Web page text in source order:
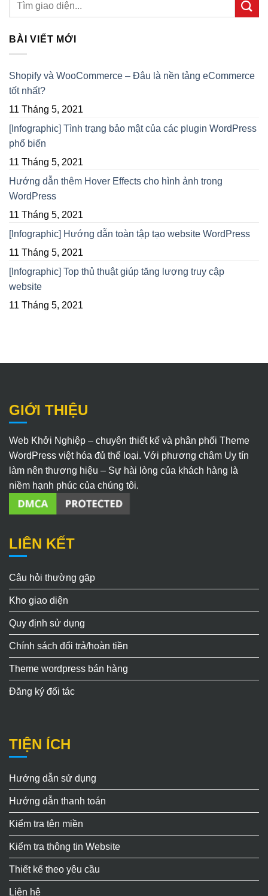
BÀI VIẾT MỚI
Shopify và WooCommerce – Đâu là nền tảng eCommerce
tốt nhất?
11 Tháng 5, 2021
[Infographic] Tình trạng bảo mật của các plugin WordPress
phổ biến
11 Tháng 5, 2021
Hướng dẫn thêm Hover Effects cho hình ảnh trong
WordPress
11 Tháng 5, 2021
[Infographic] Hướng dẫn toàn tập tạo website WordPress
11 Tháng 5, 2021
[Infographic] Top thủ thuật giúp tăng lượng truy cập
website
11 Tháng 5, 2021
GIỚI THIỆU
Web Khởi Nghiệp – chuyên thiết kế và phân phối Theme
WordPress việt hóa đủ thể loại. Với phương châm Uy tín
làm nên thương hiệu – Sự hài lòng của khách hàng là
niềm hạnh phúc của chúng tôi.
LIÊN KẾT
Câu hỏi thường gặp
Kho giao diện
Quy định sử dụng
Chính sách đổi trả/hoàn tiền
Theme wordpress bán hàng
Đăng ký đối tác
TIỆN ÍCH
Hướng dẫn sử dụng
Hướng dẫn thanh toán
Kiểm tra tên miền
Kiểm tra thông tin Website
Thiết kế theo yêu cầu
Liên hệ